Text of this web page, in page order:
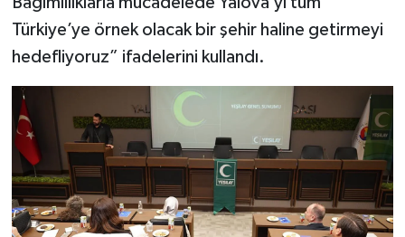
Türkiye’ye örnek olacak bir şehir haline getirmeyi
hedefliyoruz” ifadelerini kullandı.